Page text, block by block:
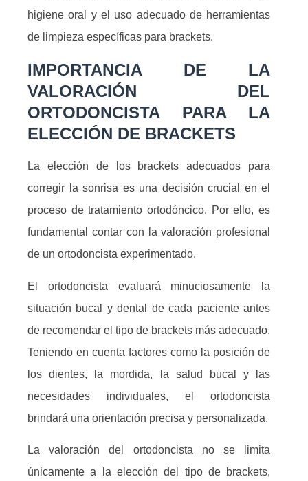
higiene oral y el uso adecuado de herramientas
de limpieza específicas para brackets.
IMPORTANCIA DE LA
VALORACIÓN DEL
ORTODONCISTA PARA LA
ELECCIÓN DE BRACKETS
La elección de los brackets adecuados para
corregir la sonrisa es una decisión crucial en el
proceso de tratamiento ortodóncico. Por ello, es
fundamental contar con la valoración profesional
de un ortodoncista experimentado.
El ortodoncista evaluará minuciosamente la
situación bucal y dental de cada paciente antes
de recomendar el tipo de brackets más adecuado.
Teniendo en cuenta factores como la posición de
los dientes, la mordida, la salud bucal y las
necesidades individuales, el ortodoncista
brindará una orientación precisa y personalizada.
La valoración del ortodoncista no se limita
únicamente a la elección del tipo de brackets,